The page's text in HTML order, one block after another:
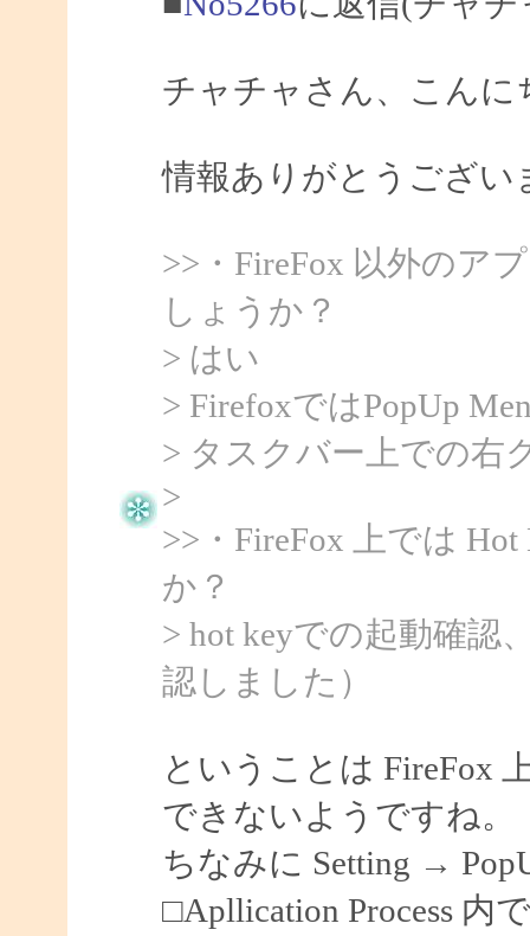
チャチャさん、こんに
情報ありがとうござい
>>・FireFox 以外のア
しょうか？
> はい
> FirefoxではPopUp
> タスクバー上での右
>
>>・FireFox 上では
か？
> hot keyでの起動確認
認しました）
ということは FireFox
できないようですね。
ちなみに Setting →
□Apllication Process 内